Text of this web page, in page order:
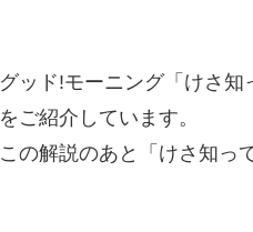
グッド!モーニング「けさ
をご紹介しています。
この解説のあと「けさ知っ